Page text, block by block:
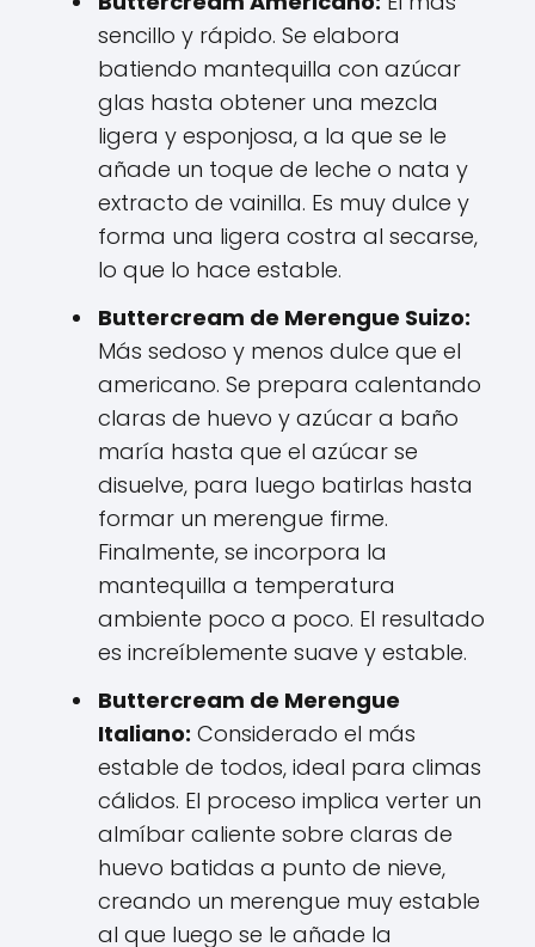
sencillo y rápido. Se elabora
batiendo mantequilla con azúcar
glas hasta obtener una mezcla
ligera y esponjosa, a la que se le
añade un toque de leche o nata y
extracto de vainilla. Es muy dulce y
forma una ligera costra al secarse,
lo que lo hace estable.
Buttercream de Merengue Suizo:
Más sedoso y menos dulce que el
americano. Se prepara calentando
claras de huevo y azúcar a baño
maría hasta que el azúcar se
disuelve, para luego batirlas hasta
formar un merengue firme.
Finalmente, se incorpora la
mantequilla a temperatura
ambiente poco a poco. El resultado
es increíblemente suave y estable.
Buttercream de Merengue
Italiano: Considerado el más
estable de todos, ideal para climas
cálidos. El proceso implica verter un
almíbar caliente sobre claras de
huevo batidas a punto de nieve,
creando un merengue muy estable
al que luego se le añade la